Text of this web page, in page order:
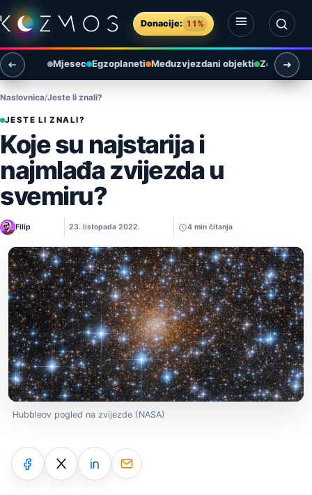
Preskoči na sadržaj
Donacije: 11%
Otvori izbornik
Otvori pretragu
Mjesec Egzoplaneti Međuzvjezdani objekti Zemlja i
Naslovnica Jeste li znali?
JESTE LI ZNALI?
Koje su najstarija i
najmlađa zvijezda u
svemiru?
Filip 23. listopada 2022. 4 min čitanja
Hubbleov pogled na zvijezde (NASA)